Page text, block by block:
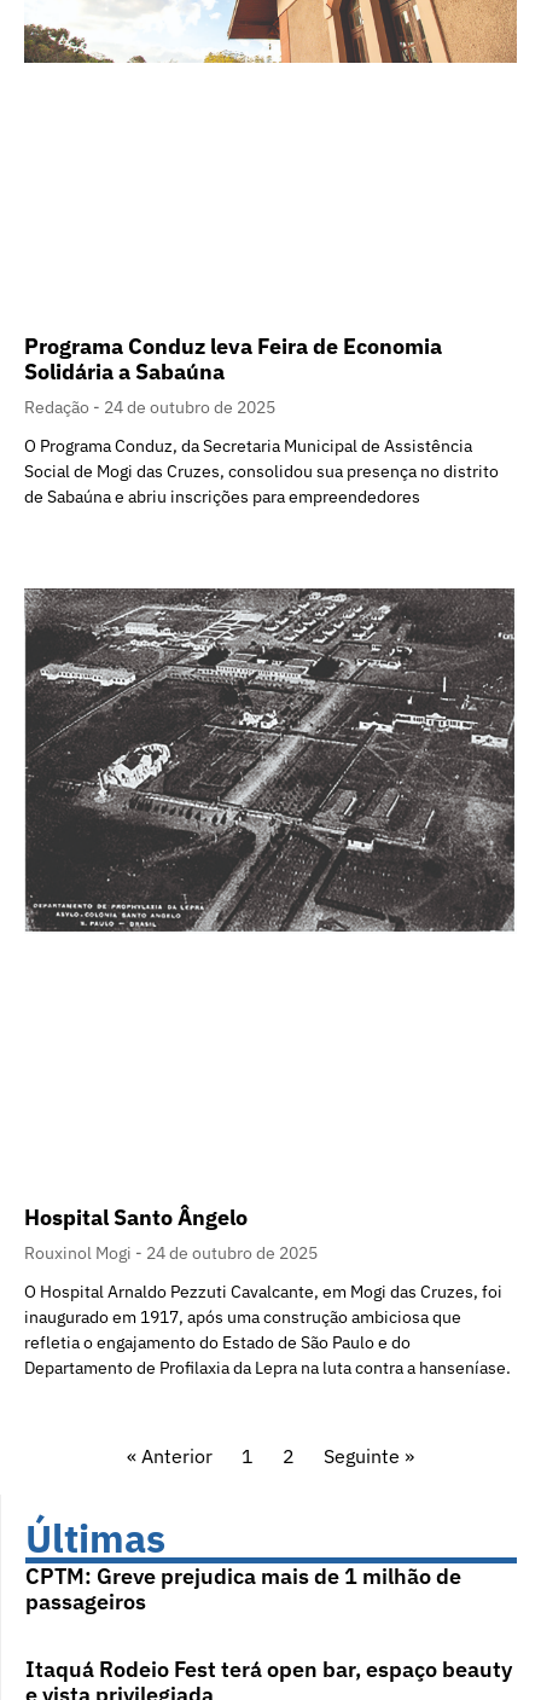
Programa Conduz leva Feira de Economia
Solidária a Sabaúna
Redação
24 de outubro de 2025
O Programa Conduz, da Secretaria Municipal de Assistência
Social de Mogi das Cruzes, consolidou sua presença no distrito
de Sabaúna e abriu inscrições para empreendedores
Hospital Santo Ângelo
Rouxinol Mogi
24 de outubro de 2025
O Hospital Arnaldo Pezzuti Cavalcante, em Mogi das Cruzes, foi
inaugurado em 1917, após uma construção ambiciosa que
refletia o engajamento do Estado de São Paulo e do
Departamento de Profilaxia da Lepra na luta contra a hanseníase.
« Anterior 1 2 Seguinte »
Últimas
CPTM: Greve prejudica mais de 1 milhão de
passageiros
Itaquá Rodeio Fest terá open bar, espaço beauty